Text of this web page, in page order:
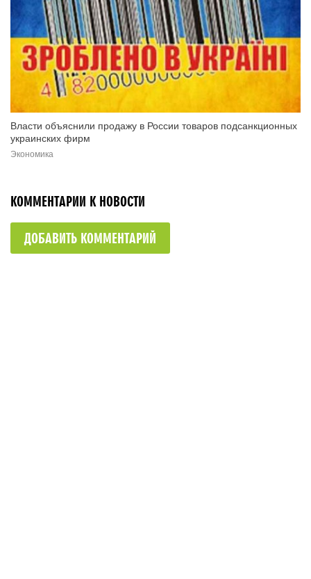
Власти объяснили продажу в России товаров подсанкционных
украинских фирм
Экономика
КОММЕНТАРИИ К НОВОСТИ
ДОБАВИТЬ КОММЕНТАРИЙ